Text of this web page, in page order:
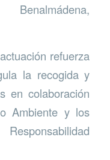
Benalmádena,
refuerza
la recogida y
en colaboración
Ambiente y los